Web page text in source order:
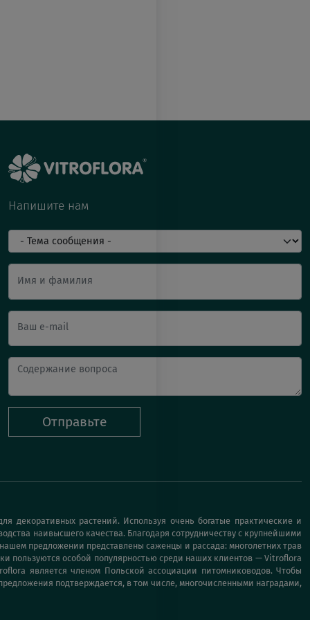
Напишите нам
Имя и фамилия
Ваш e-mail
Отправьте
декоративных растений. Используя очень богатые практические и
наивысшего качества. Благодаря сотрудничеству с крупнейшими
предложении представлены саженцы и рассада: многолетних трав
пользуются особой популярностью среди наших клиентов — Vitroflora
является членом Польской ассоциации питомниководов. Чтобы
подтверждается, в том числе, многочисленными наградами,